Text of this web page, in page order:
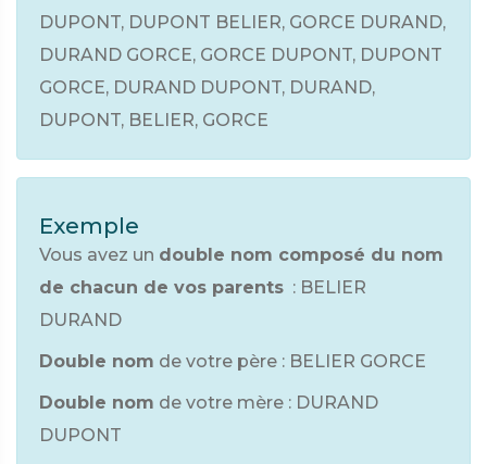
DUPONT, DUPONT BELIER, GORCE DURAND,
DURAND GORCE, GORCE DUPONT, DUPONT
GORCE, DURAND DUPONT, DURAND,
DUPONT, BELIER, GORCE
Exemple
Vous avez un double nom composé du nom
de chacun de vos parents : BELIER
DURAND
Double nom de votre père : BELIER GORCE
Double nom de votre mère : DURAND
DUPONT